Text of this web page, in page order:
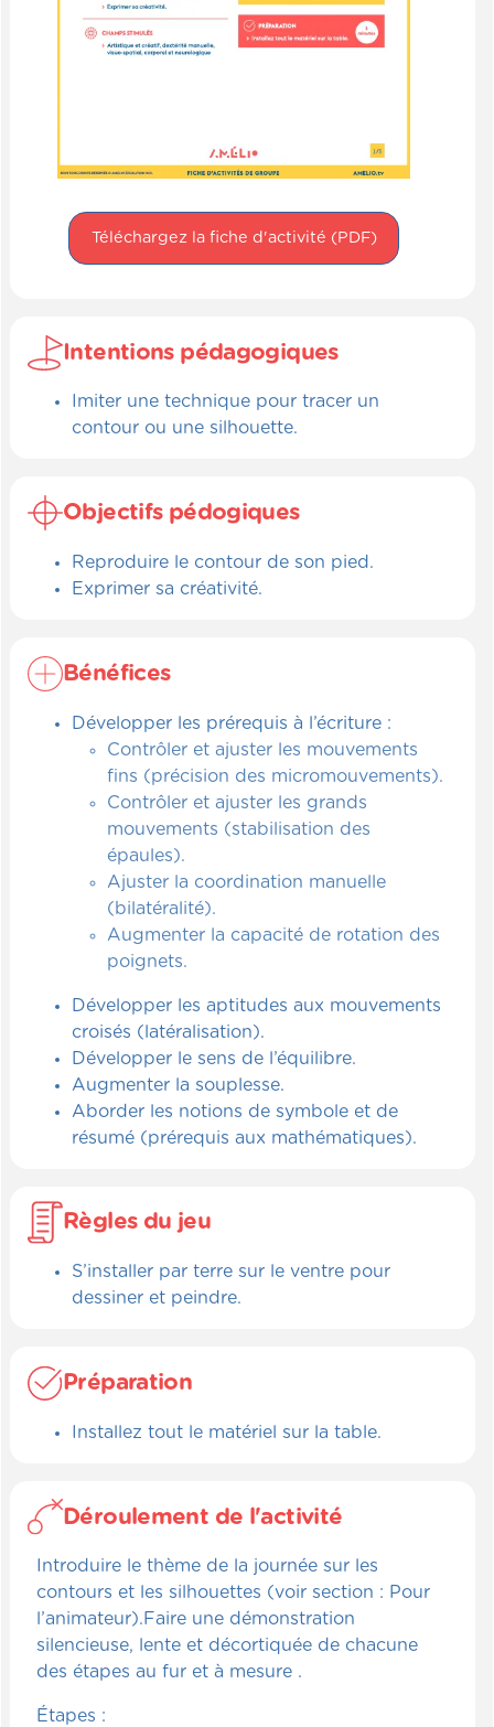
Téléchargez la fiche d'activité (PDF)
Intentions pédagogiques
Imiter une technique pour tracer un
contour ou une silhouette.
Objectifs pédogiques
Reproduire le contour de son pied.
Exprimer sa créativité.
Bénéfices
Développer les prérequis à l’écriture :
Contrôler et ajuster les mouvements
fins (précision des micromouvements).
Contrôler et ajuster les grands
mouvements (stabilisation des
épaules).
Ajuster la coordination manuelle
(bilatéralité).
Augmenter la capacité de rotation des
poignets.
Développer les aptitudes aux mouvements
croisés (latéralisation).
Développer le sens de l’équilibre.
Augmenter la souplesse.
Aborder les notions de symbole et de
résumé (prérequis aux mathématiques).
Règles du jeu
S’installer par terre sur le ventre pour
dessiner et peindre.
Préparation
Installez tout le matériel sur la table.
Déroulement de l'activité
Introduire le thème de la journée sur les
contours et les silhouettes (voir section : Pour
l’animateur).Faire une démonstration
silencieuse, lente et décortiquée de chacune
des étapes au fur et à mesure .
Étapes :